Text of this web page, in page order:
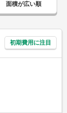
面積が広い順
初期費用に注目